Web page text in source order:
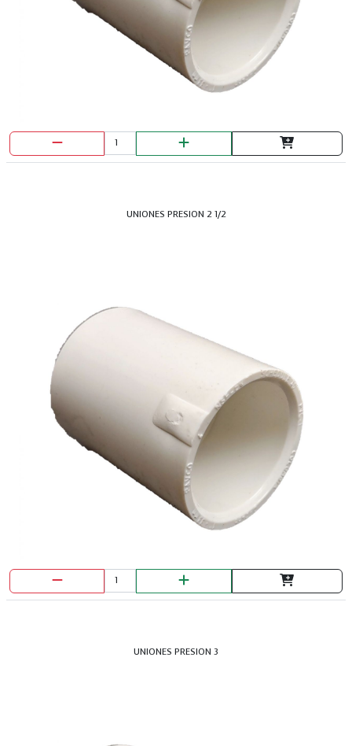
UNIONES PRESION 2 1/2
UNIONES PRESION 3